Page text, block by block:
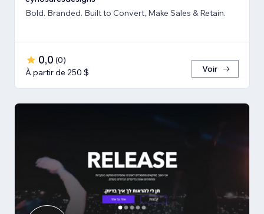
Bold. Branded. Built to Convert, Make Sales & Retain.
0,0 (0)
À partir de 250 $
Voir